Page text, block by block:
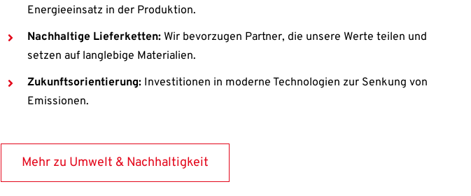
Energieeinsatz in der Produktion.
Nachhaltige Lieferketten: Wir bevorzugen Partner, die unsere Werte teilen und
setzen auf langlebige Materialien.
Zukunftsorientierung: Investitionen in moderne Technologien zur Senkung von
Emissionen.
Mehr zu Umwelt & Nachhaltigkeit